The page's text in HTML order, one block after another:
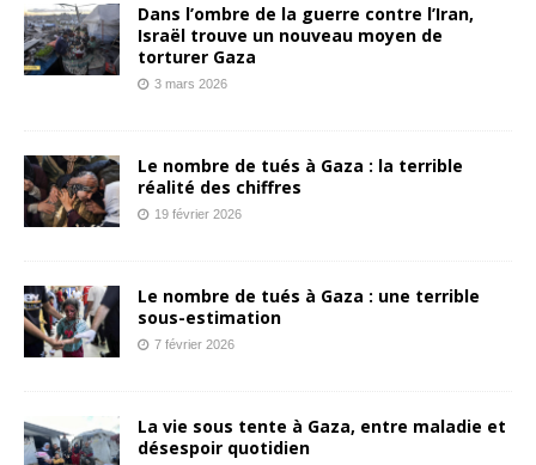
Dans l’ombre de la guerre contre l’Iran,
Israël trouve un nouveau moyen de
torturer Gaza
3 mars 2026
Le nombre de tués à Gaza : la terrible
réalité des chiffres
19 février 2026
Le nombre de tués à Gaza : une terrible
sous-estimation
7 février 2026
La vie sous tente à Gaza, entre maladie et
désespoir quotidien